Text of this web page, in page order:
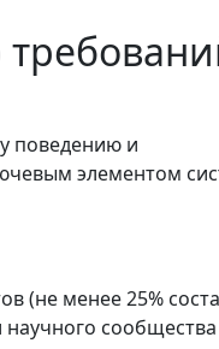
поведению и
элементом
(не менее 25%
сообщества